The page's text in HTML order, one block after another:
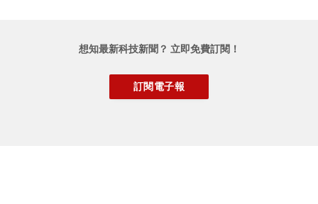
想知最新科技新聞？ 立即免費訂閱！